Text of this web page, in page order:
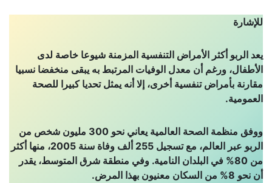
للإشارة
يعد الربو أكثر الأمراض التنفسية المزمنة شيوعا خاصة لدى
الأطفال، ورغم أن معدل الوفيات المرتبط به يبقى منخفضا نسبيا
مقارنة بأمراض تنفسية أخرى، إلا أنه يمثل تحديا كبيرا للصحة
العمومية.
ووفق منظمة الصحة العالمية يعاني نحو 300 مليون شخص من
الربو عبر العالم، مع تسجيل 255 ألف وفاة سنة 2005، منها أكثر
من 80% في البلدان النامية. وفي منطقة شرق المتوسط، يقدر
أن نحو 8% من السكان معنيون بهذا المرض
.